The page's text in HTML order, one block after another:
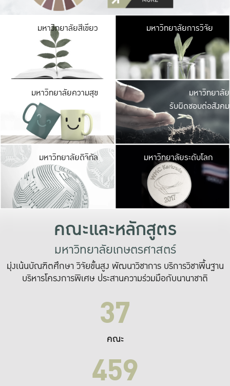
มหาวิทยาลัยสีเขียว มหาวิ
มีพื้นที่เขียวสดใส
เป็นป่าในเมือง เกษต
มหาวิทยาลัยการวิจัย
มหาวิทยาลัยความสุข มหาวิ
ค
เปิดประ
และพบเรื่องราวใ
มหาวิทยาลัย
รับผิดชอบต่อสังคม
มหาวิทยาลัยดิจิทัล มหาวิ
เปลี่ยนแปลง แล
เพื่อทำง
ระบบสารสนเทศ
มหาวิทยาลัยระดับโลก
คณะและหลักสูตร
มหาวิทยาลัยเกษตรศาสตร์
มุ่งเน้นบัณฑิตศึกษา วิจัยขั้นสูง พัฒนาวิชาการ บริการวิชาพื้นฐาน
บริหารโครงการพิเศษ ประสานความร่วมมือกับนานาชาติ
37
คณะ
459